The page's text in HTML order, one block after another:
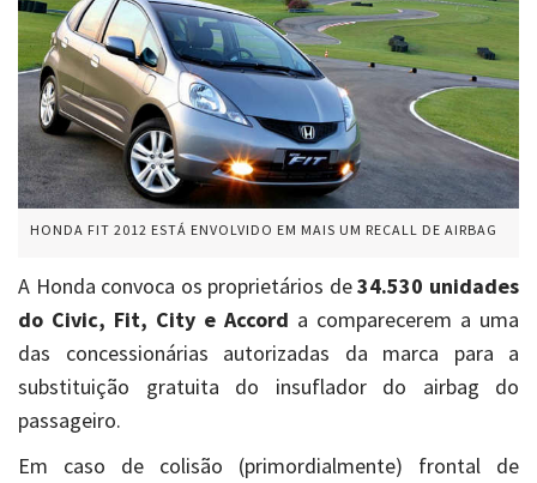
HONDA FIT 2012 ESTÁ ENVOLVIDO EM MAIS UM RECALL DE AIRBAG
A Honda convoca os proprietários de34.530 unidades
do Civic, Fit, City e Accord a comparecerem a uma
das concessionárias autorizadas da marca para a
substituição gratuita do insuflador do airbag do
passageiro.
Em caso de colisão (primordialmente) frontal de